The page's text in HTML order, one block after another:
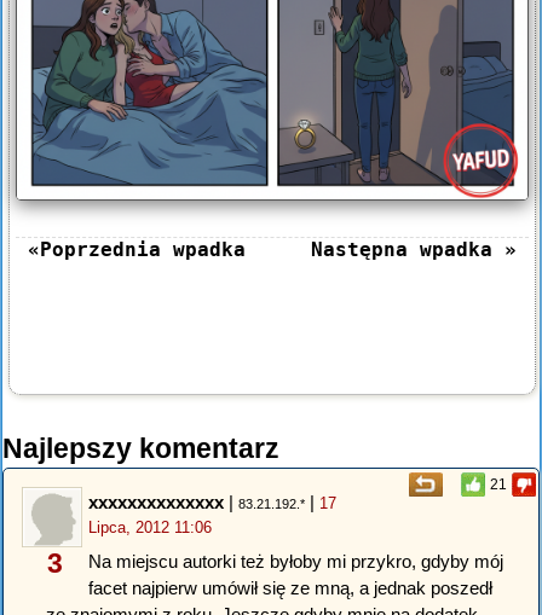
«Poprzednia wpadka Następna wpadka »
Najlepszy komentarz
21
3
xxxxxxxxxxxxxx | 83.21.192.* | 17
Lipca, 2012 11:06
Na miejscu autorki też byłoby mi przykro, gdyby mój
facet najpierw umówił się ze mną, a jednak poszedł